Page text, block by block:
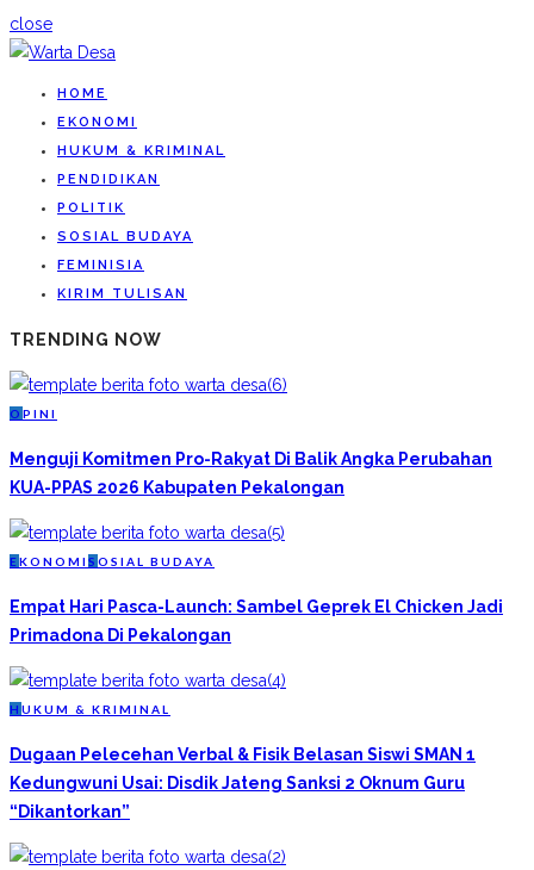
close
HOME
EKONOMI
HUKUM & KRIMINAL
PENDIDIKAN
POLITIK
SOSIAL BUDAYA
FEMINISIA
KIRIM TULISAN
TRENDING NOW
O PINI
Menguji Komitmen Pro-Rakyat Di Balik Angka Perubahan
KUA-PPAS 2026 Kabupaten Pekalongan
EKONOMI S OSIAL BUDAYA
Empat Hari Pasca-Launch: Sambel Geprek El Chicken Jadi
Primadona Di Pekalongan
H UKUM & KRIMINAL
Dugaan Pelecehan Verbal & Fisik Belasan Siswi SMAN 1
Kedungwuni Usai: Disdik Jateng Sanksi 2 Oknum Guru
“Dikantorkan”